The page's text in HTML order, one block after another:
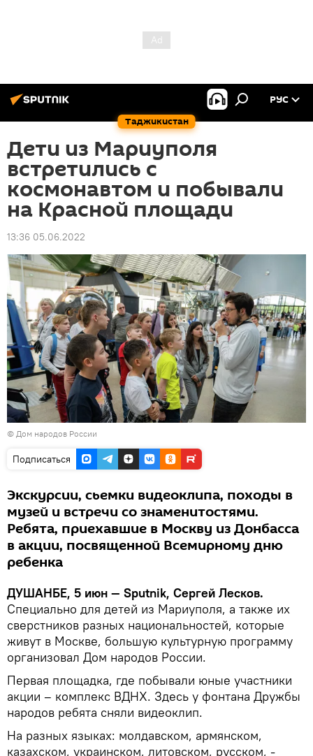
Таджикистан
РУС
Дети из Мариуполя
встретились с
космонавтом и побывали
на Красной площади
13:36 05.06.2022
© Дом народов России
Подписаться
Экскурсии, сьемки видеоклипа, походы в
музей и встречи со знаменитостями.
Ребята, приехавшие в Москву из Донбасса
в акции, посвященной Всемирному дню
ребенка
ДУШАНБЕ, 5 июн — Sputnik, Сергей Лесков.
Специально для детей из Мариуполя, а также их
сверстников разных национальностей, которые
живут в Москве, большую культурную программу
организовал Дом народов России.
Первая площадка, где побывали юные участники
акции – комплекс ВДНХ. Здесь у фонтана Дружбы
народов ребята сняли видеоклип.
На разных языках: молдавском, армянском,
казахском, украинском, литовском, русском, -